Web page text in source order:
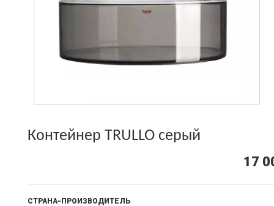
Контейнер TRULLO серый
17
СТРАНА-ПРОИЗВОДИТЕЛЬ